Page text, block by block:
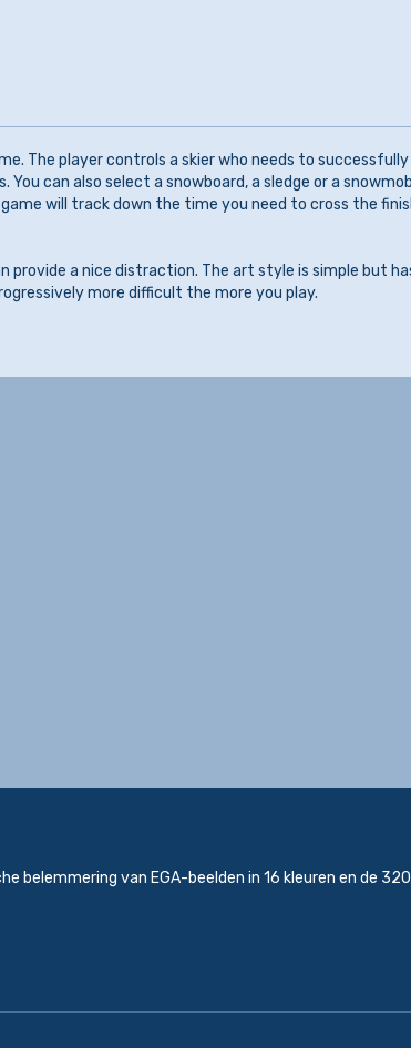
The player controls a skier who needs to successfully
can also select a snowboard, a sledge or a
will track down the time you need to cross the
provide a nice distraction. The art style is simple but
more difficult the more you play.
belemmering van EGA-beelden in 16 kleuren en de